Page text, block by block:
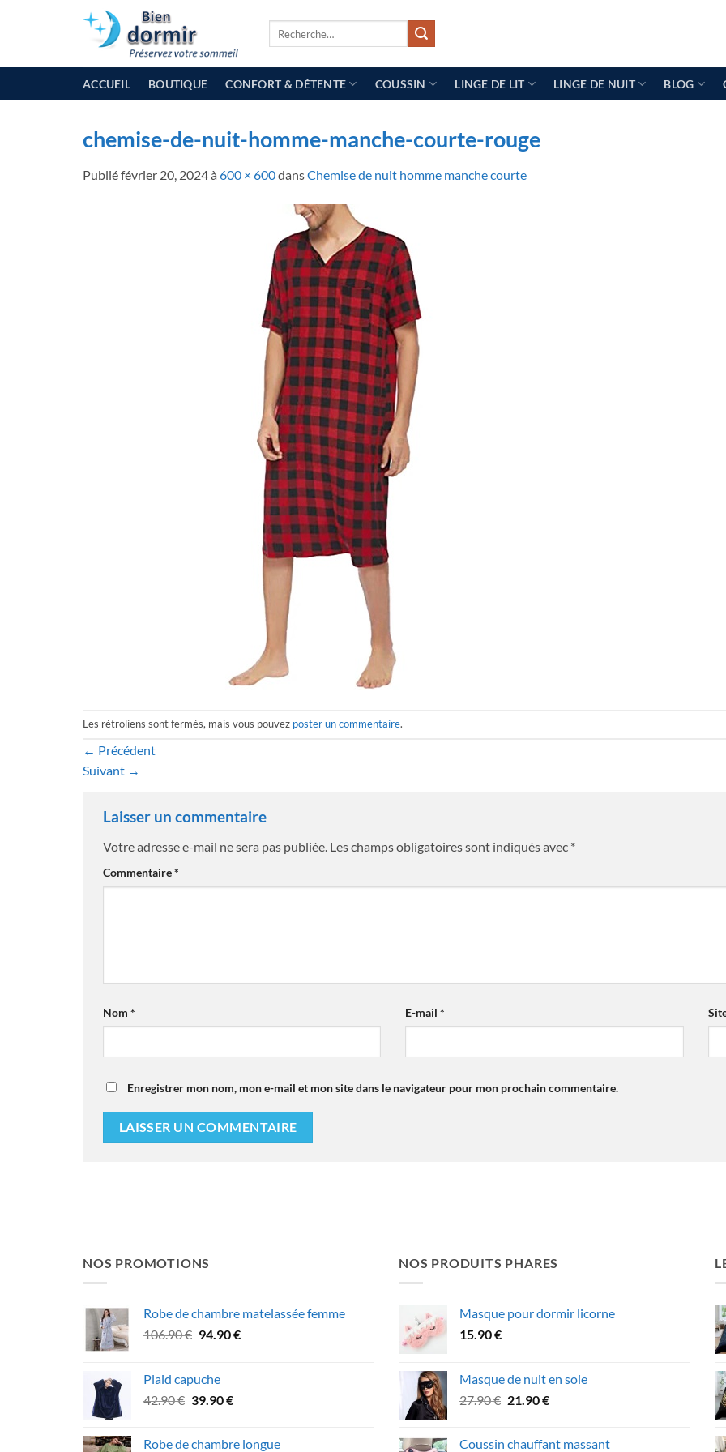
ACCUEIL BOUTIQUE CONFORT & DÉTENTE COUSSIN LINGE DE LIT LINGE DE NUIT BLOG
chemise-de-nuit-homme-manche-courte-rouge
Publiéfévrier 20, 2024à 600 × 600dansChemise de nuit homme manche courte
Les rétroliens sont fermés, mais vous pouvez poster un commentaire.
← Précédent
Suivant →
Laisser un commentaire
Votre adresse e-mail ne sera pas publiée. Les champs obligatoires sont indiqués avec *
Commentaire*
Nom * E-mail*
Enregistrer mon nom, mon e-mail et mon site dans le navigateur pour mon prochain commentaire.
NOS PROMOTIONS
Robe de chambre matelassée femme
106.90€ Le
était :
106.90 €.
94.90€Le
Plaid capuche
42.90€ Le
39.90€Le
Robe de chambre longue
NOS PRODUITS PHARES
Masque pour dormir licorne
15.90€
Masque de nuit en soie
27.90€ Le
21.90€Le
Coussin chauffant massant